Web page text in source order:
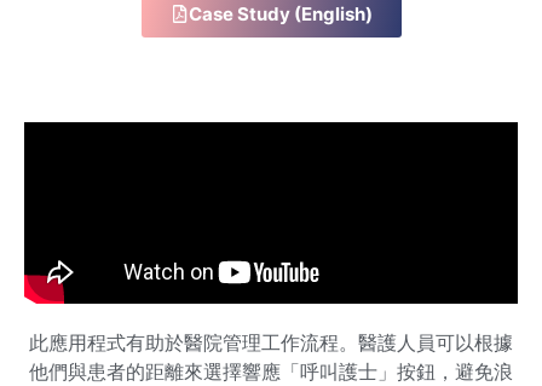
Case Study (English)
此應用程式有助於醫院管理工作流程。醫護人員可以根據
他們與患者的距離來選擇響應「呼叫護士」按鈕，避免浪